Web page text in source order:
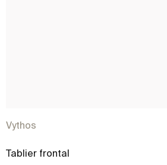
Vythos
Tablier frontal